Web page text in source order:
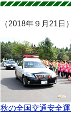
（2018年９月21日）
秋の全国交通安全